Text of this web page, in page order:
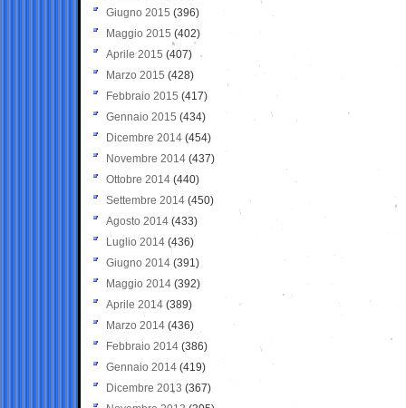
Giugno 2015 (396)
Maggio 2015 (402)
Aprile 2015 (407)
Marzo 2015 (428)
Febbraio 2015 (417)
Gennaio 2015 (434)
Dicembre 2014 (454)
Novembre 2014 (437)
Ottobre 2014 (440)
Settembre 2014 (450)
Agosto 2014 (433)
Luglio 2014 (436)
Giugno 2014 (391)
Maggio 2014 (392)
Aprile 2014 (389)
Marzo 2014 (436)
Febbraio 2014 (386)
Gennaio 2014 (419)
Dicembre 2013 (367)